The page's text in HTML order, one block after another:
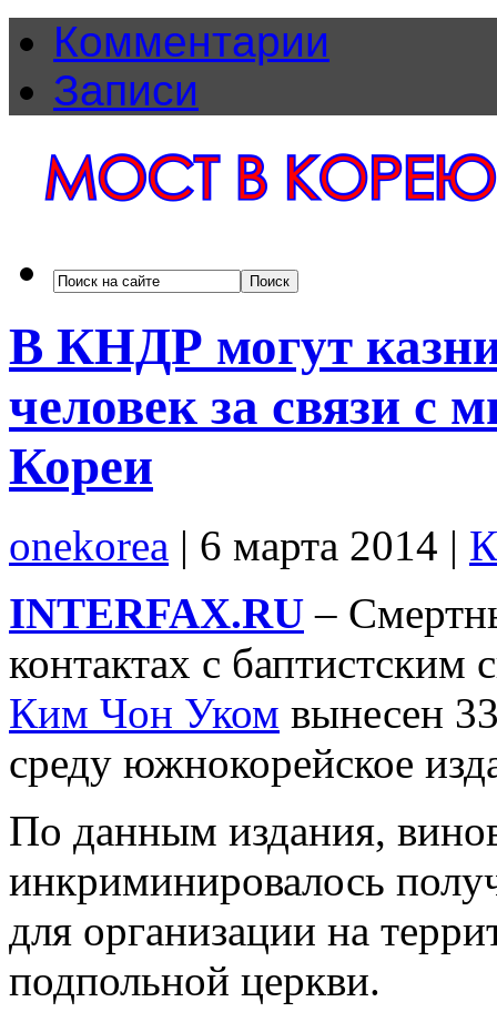
Комментарии
Записи
В КНДР могут
человек за связи с
Кореи
onekorea | 6 марта 2014 |
INTERFAX.RU –
контактах с
Ким Чон Уком вынесен
среду южнокорейское
По данным издания,
инкриминировалось
для организации на
подпольной церкви.